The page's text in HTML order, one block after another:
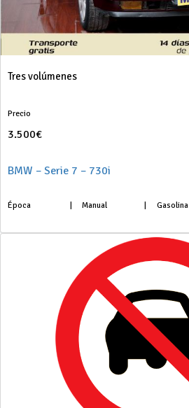
Tres volúmenes
Precio
3.500€
BMW – Serie 7 – 730i
Época Manual Gasolina